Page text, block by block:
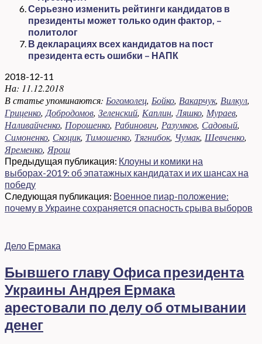
Серьезно изменить рейтинги кандидатов в
президенты может только один фактор, –
политолог
В декларациях всех кандидатов на пост
президента есть ошибки – НАПК
2018-12-11
На: 11.12.2018
В статье упоминаются: Богомолец, Бойко, Вакарчук, Вилкул,
Гриценко,Добродомов, Зеленский, Каплин,Ляшко, Мураев,
Наливайченко, Порошенко, Рабинович, Разумков, Садовый,
Симоненко, Скоцик, Тимошенко, Тягнибок, Чумак, Шевченко,
Яременко,Ярош
Предыдущая публикация: Клоуны и комики на
выборах-2019: об эпатажных кандидатах и их шансах на
победу
Следующая публикация: Военное пиар-положение:
почему в Украине сохраняется опасность срыва выборов
Дело Ермака
Бывшего главу Офиса президента
Украины Андрея Ермака
арестовали по делу об отмывании
денег